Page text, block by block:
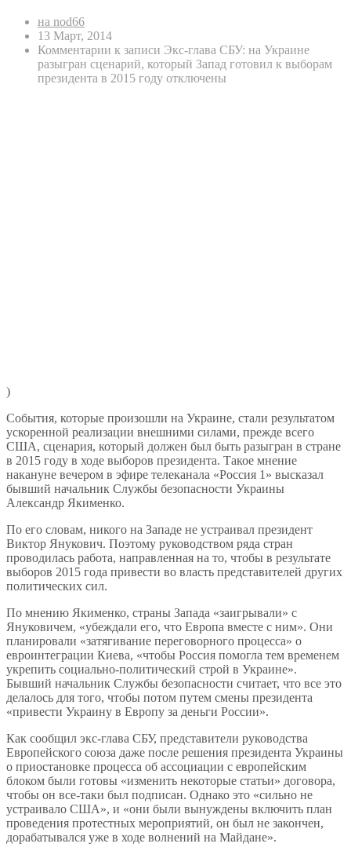
на nod66
13 Март, 2014
Комментарии к записи Экс-глава СБУ: на Украине
разыгран сценарий, который Запад готовил к выборам
президента в 2015 году отключены
)
События, которые произошли на Украине, стали результатом
ускоренной реализации внешними силами, прежде всего
США, сценария, который должен был быть разыгран в стране
в 2015 году в ходе выборов президента. Такое мнение
накануне вечером в эфире телеканала «Россия 1» высказал
бывший начальник Службы безопасности Украины
Александр Якименко.
По его словам, никого на Западе не устраивал президент
Виктор Янукович. Поэтому руководством ряда стран
проводилась работа, направленная на то, чтобы в результате
выборов 2015 года привести во власть представителей других
политических сил.
По мнению Якименко, страны Запада «заигрывали» с
Януковичем, «убеждали его, что Европа вместе с ним». Они
планировали «затягивание переговорного процесса» о
евроинтеграции Киева, «чтобы Россия помогла тем временем
укрепить социально-политический строй в Украине».
Бывший начальник Службы безопасности считает, что все это
делалось для того, чтобы потом путем смены президента
«привести Украину в Европу за деньги России».
Как сообщил экс-глава СБУ, представители руководства
Европейского союза даже после решения президента Украины
о приостановке процесса об ассоциации с европейским
блоком были готовы «изменить некоторые статьи» договора,
чтобы он все-таки был подписан. Однако это «сильно не
устраивало США», и «они были вынуждены включить план
проведения протестных мероприятий, он был не закончен,
дорабатывался уже в ходе волнений на Майдане».